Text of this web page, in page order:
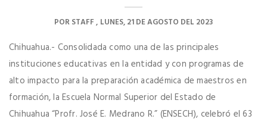
PORSTAFF LUNES, 21 DE AGOSTO DEL 2023
Chihuahua.- Consolidada como una de las principales
instituciones educativas en la entidad y con programas de
alto impacto para la preparación académica de maestros en
formación, la Escuela Normal Superior del Estado de
Chihuahua “Profr. José E. Medrano R.” (ENSECH), celebró el 63